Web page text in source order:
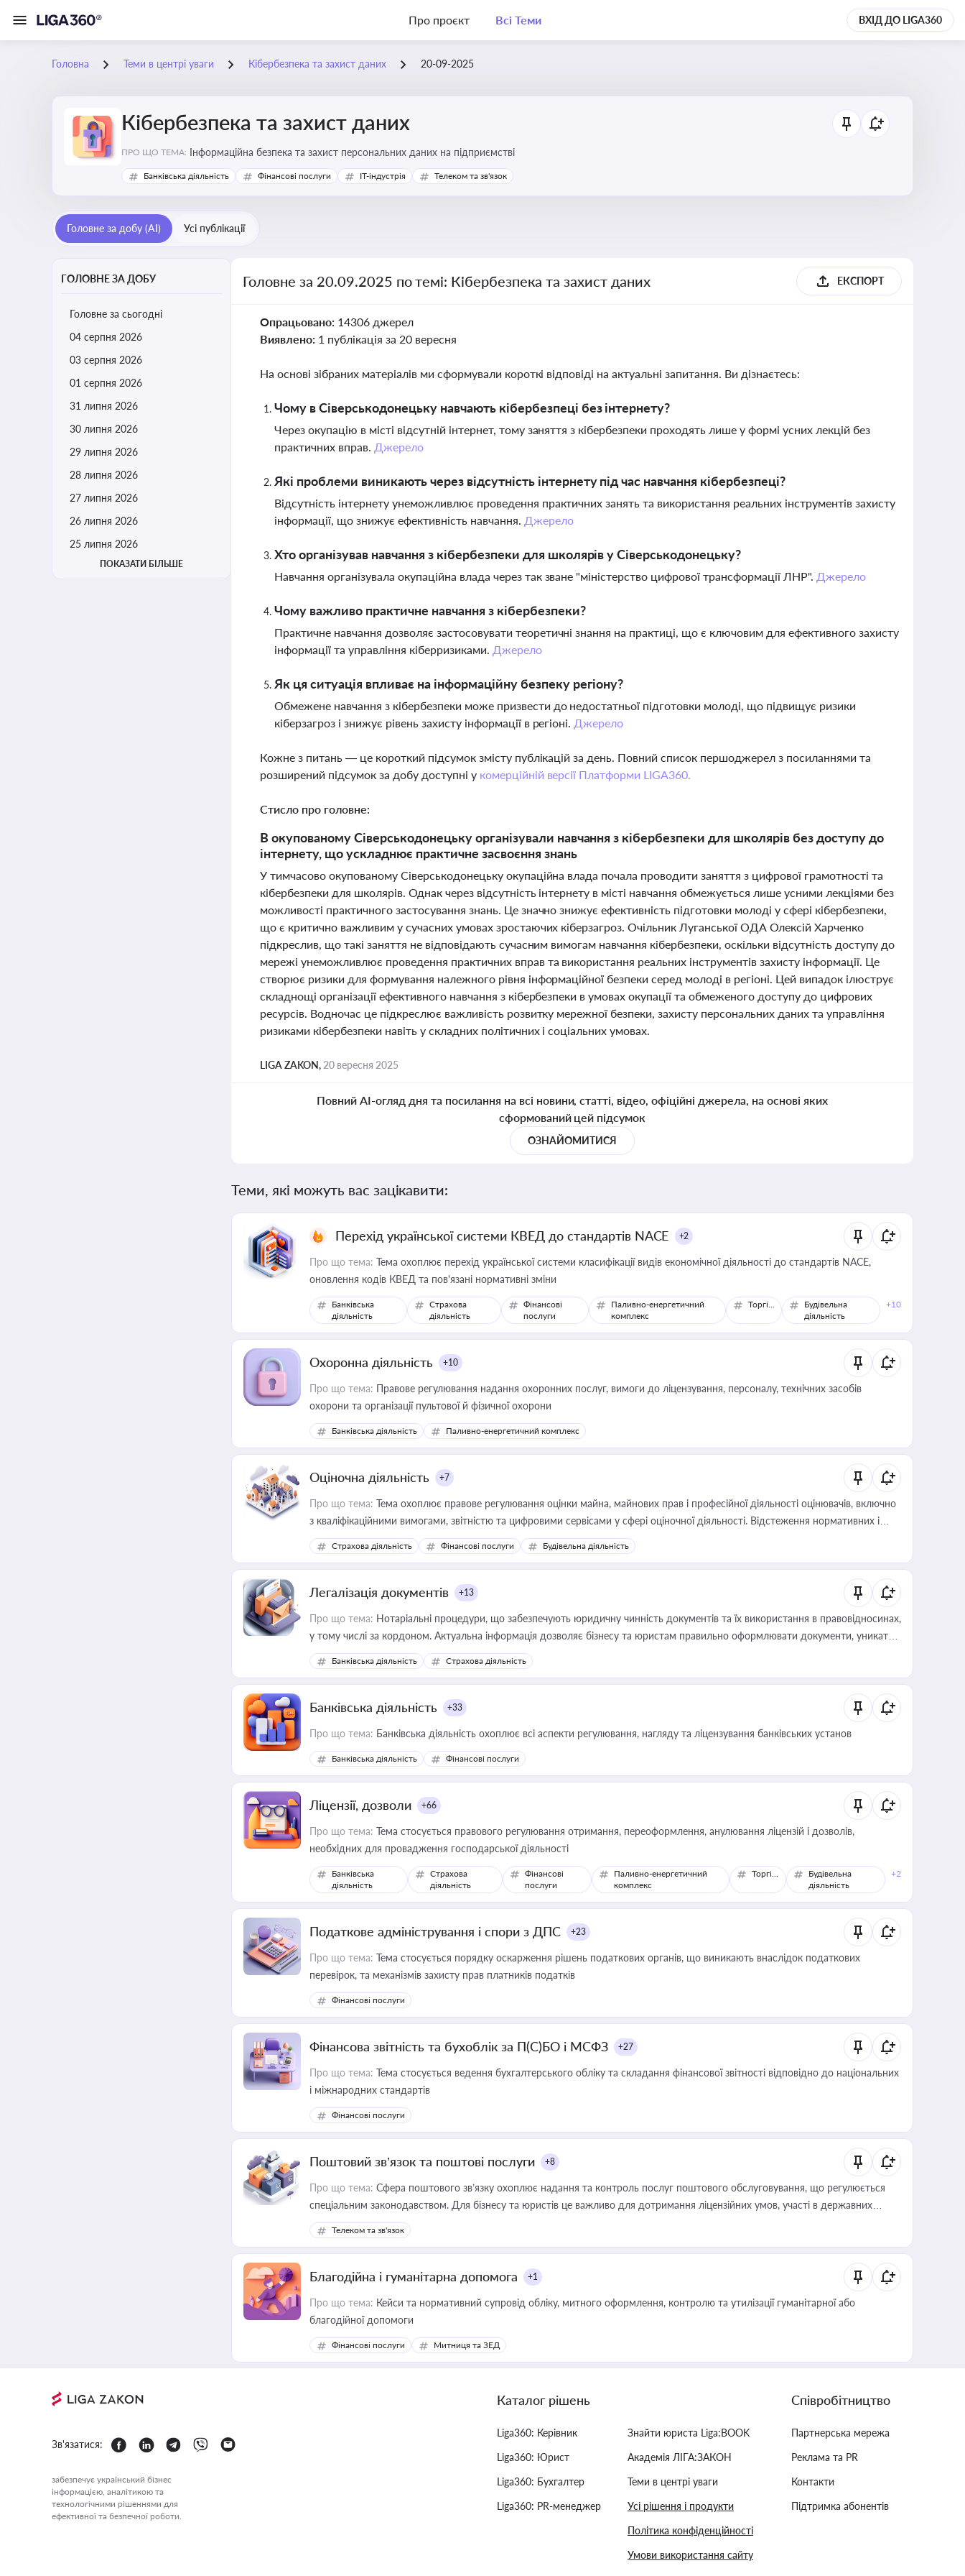
Про проєкт Всі Теми ВХІД ДО LIGA360
Головна Теми в центрі уваги Кібербезпека та захист даних 20-09-2025
Кібербезпека та захист даних
ПРО ЩО ТЕМА: Інформаційна безпека та захист персональних даних на підприємстві
Банківська діяльність Фінансові послуги IT-індустрія Телеком та зв'язок
Головне за добу (AI) Усі публікації
ГОЛОВНЕ ЗА ДОБУ
Головне за сьогодні
04 серпня 2026
03 серпня 2026
01 серпня 2026
31 липня 2026
30 липня 2026
29 липня 2026
28 липня 2026
27 липня 2026
26 липня 2026
25 липня 2026
ПОКАЗАТИ БІЛЬШЕ
Головне за 20.09.2025 по темі: Кібербезпека та захист даних ЕКСПОРТ
Опрацьовано: 14306 джерел
Виявлено: 1 публікація за 20 вересня
На основі зібраних матеріалів ми сформували короткі відповіді на актуальні запитання. Ви дізнаєтесь:
Чому в Сіверськодонецьку навчають кібербезпеці без інтернету?
Через окупацію в місті відсутній інтернет, тому заняття з кібербезпеки проходять лише у формі усних лекцій без
практичних вправ. Джерело
Які проблеми виникають через відсутність інтернету під час навчання кібербезпеці?
Відсутність інтернету унеможливлює проведення практичних занять та використання реальних інструментів захисту
інформації, що знижує ефективність навчання. Джерело
Хто організував навчання з кібербезпеки для школярів у Сіверськодонецьку?
Навчання організувала окупаційна влада через так зване "міністерство цифрової трансформації ЛНР". Джерело
Чому важливо практичне навчання з кібербезпеки?
Практичне навчання дозволяє застосовувати теоретичні знання на практиці, що є ключовим для ефективного захисту
інформації та управління кіберризиками. Джерело
Як ця ситуація впливає на інформаційну безпеку регіону?
Обмежене навчання з кібербезпеки може призвести до недостатньої підготовки молоді, що підвищує ризики
кіберзагроз і знижує рівень захисту інформації в регіоні. Джерело
Кожне з питань — це короткий підсумок змісту публікацій за день. Повний список першоджерел з посиланнями та
розширений підсумок за добу доступні у комерційній версії Платформи LIGA360.
Стисло про головне:
В окупованому Сіверськодонецьку організували навчання з кібербезпеки для школярів без доступу до
інтернету, що ускладнює практичне засвоєння знань
У тимчасово окупованому Сіверськодонецьку окупаційна влада почала проводити заняття з цифрової грамотності та
кібербезпеки для школярів. Однак через відсутність інтернету в місті навчання обмежується лише усними лекціями без
можливості практичного застосування знань. Це значно знижує ефективність підготовки молоді у сфері кібербезпеки,
що є критично важливим у сучасних умовах зростаючих кіберзагроз. Очільник Луганської ОДА Олексій Харченко
підкреслив, що такі заняття не відповідають сучасним вимогам навчання кібербезпеки, оскільки відсутність доступу до
мережі унеможливлює проведення практичних вправ та використання реальних інструментів захисту інформації. Це
створює ризики для формування належного рівня інформаційної безпеки серед молоді в регіоні. Цей випадок ілюструє
складнощі організації ефективного навчання з кібербезпеки в умовах окупації та обмеженого доступу до цифрових
ресурсів. Водночас це підкреслює важливість розвитку мережної безпеки, захисту персональних даних та управління
ризиками кібербезпеки навіть у складних політичних і соціальних умовах.
LIGA ZAKON, 20 вересня 2025
Повний AI-огляд дня та посилання на всі новини, статті, відео, офіційні джерела, на основі яких
сформований цей підсумок
ОЗНАЙОМИТИСЯ
Теми, які можуть вас зацікавити:
Перехід української системи КВЕД до стандартів NACE +2
Про що тема: Тема охоплює перехід української системи класифікації видів економічної діяльності до стандартів NACE,
оновлення кодів КВЕД та пов'язані нормативні зміни
Банківська
діяльність
Страхова
діяльність
Фінансові
послуги
Паливно-енергетичний
комплекс
Торгівля
Будівельна
діяльність
+10
Охоронна діяльність +10
Про що тема: Правове регулювання надання охоронних послуг, вимоги до ліцензування, персоналу, технічних засобів
охорони та організації пультової й фізичної охорони
Банківська діяльність Паливно-енергетичний комплекс
Оціночна діяльність +7
Про що тема: Тема охоплює правове регулювання оцінки майна, майнових прав і професійної діяльності оцінювачів, включно
з кваліфікаційними вимогами, звітністю та цифровими сервісами у сфері оціночної діяльності. Відстеження нормативних і
медійних змін у цій сфері корисне для власника бізнесу, керівника, юриста або бухгалтера під час оподаткування,
приватизації, оренди державного майна, корпоративних угод і перевірки статусу суб'єктів оціночної діяльності
Страхова діяльність Фінансові послуги Будівельна діяльність
Легалізація документів +13
Про що тема: Нотаріальні процедури, що забезпечують юридичну чинність документів та їх використання в правовідносинах,
у тому числі за кордоном. Актуальна інформація дозволяє бізнесу та юристам правильно оформлювати документи, уникати
ризиків недійсності та забезпечувати їх належне прийняття органами влади та контрагентами
Банківська діяльність Страхова діяльність
Банківська діяльність +33
Про що тема: Банківська діяльність охоплює всі аспекти регулювання, нагляду та ліцензування банківських установ
Банківська діяльність Фінансові послуги
Ліцензії, дозволи +66
Про що тема: Тема стосується правового регулювання отримання, переоформлення, анулювання ліцензій і дозволів,
необхідних для провадження господарської діяльності
Банківська
діяльність
Страхова
діяльність
Фінансові
послуги
Паливно-енергетичний
комплекс
Торгівля
Будівельна
діяльність
+2
Податкове адміністрування і спори з ДПС +23
Про що тема: Тема стосується порядку оскарження рішень податкових органів, що виникають внаслідок податкових
перевірок, та механізмів захисту прав платників податків
Фінансові послуги
Фінансова звітність та бухоблік за П(С)БО і МСФЗ +27
Про що тема: Тема стосується ведення бухгалтерського обліку та складання фінансової звітності відповідно до національних
і міжнародних стандартів
Фінансові послуги
Поштовий зв’язок та поштові послуги +8
Про що тема: Сфера поштового зв’язку охоплює надання та контроль послуг поштового обслуговування, що регулюється
спеціальним законодавством. Для бізнесу та юристів це важливо для дотримання ліцензійних умов, участі в державних
реєстрах і забезпечення прав споживачів.
Телеком та зв'язок
Благодійна і гуманітарна допомога +1
Про що тема: Кейси та нормативний супровід обліку, митного оформлення, контролю та утилізації гуманітарної або
благодійної допомоги
Фінансові послуги Митниця та ЗЕД
Зв'язатися:
забезпечує український бізнес
інформацією, аналітикою та
технологічними рішеннями для
ефективної та безпечної роботи.
Каталог рішень
Liga360: Керівник
Liga360: Юрист
Liga360: Бухгалтер
Liga360: PR-менеджер
Знайти юриста Liga:BOOK
Академія ЛІГА:ЗАКОН
Теми в центрі уваги
Усі рішення і продукти
Політика конфіденційності
Умови використання сайту
Співробітництво
Партнерська мережа
Реклама та PR
Контакти
Підтримка абонентів